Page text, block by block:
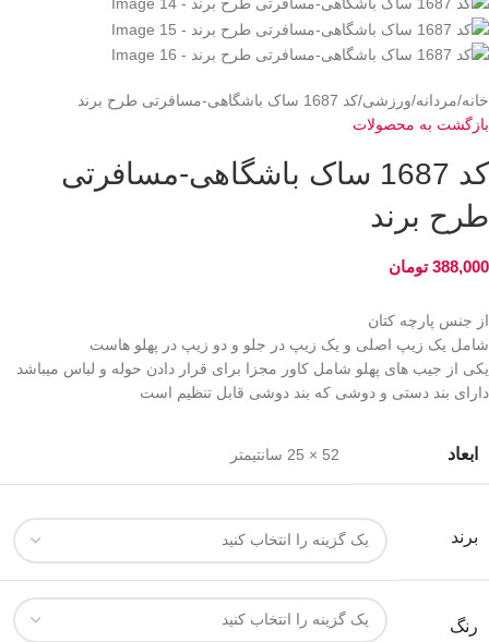
خانه مردانه ورزشی کد 1687 ساک باشگاهی-مسافرتی طرح برند
بازگشت به محصولات
کد 1687 ساک باشگاهی-مسافرتی
طرح برند
388,000 تومان
از جنس پارچه کتان
شامل یک زیپ اصلی و یک زیپ در جلو و دو زیپ در پهلو هاست
یکی از جیب های پهلو شامل کاور مجزا برای قرار دادن حوله و لباس میباشد
دارای بند دستی و دوشی که بند دوشی قابل تنظیم است
ابعاد 52 × 25 سانتیمتر
برند
رنگ